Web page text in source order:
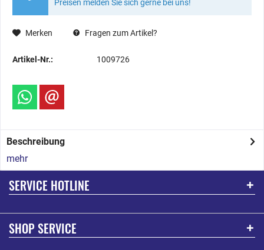
Preisen melden Sie sich gerne bei uns!
Merken Fragen zum Artikel?
Artikel-Nr.: 1009726
Beschreibung
mehr
SERVICE HOTLINE
SHOP SERVICE